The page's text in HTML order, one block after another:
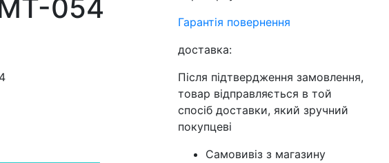
054
Гарантія повернення
доставка:
Після підтвердження замовлення,
товар відправляється в той
спосіб доставки, який зручний
покупцеві
Самовивіз з магазину